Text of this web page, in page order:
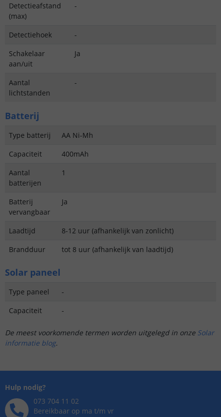
Detectieafstand
(max)
-
Detectiehoek
-
Schakelaar
aan/uit
Ja
Aantal
lichtstanden
-
Batterij
Type batterij
AA Ni-Mh
Capaciteit
400mAh
Aantal
batterijen
1
Batterij
vervangbaar
Ja
Laadtijd
8-12 uur (afhankelijk van zonlicht)
Brandduur
tot 8 uur (afhankelijk van laadtijd)
Solar paneel
Type paneel
-
Capaciteit
-
De meest voorkomende termen worden uitgelegd in onze Solar
informatie blog.
Hulp nodig?
073 704 11 02
Bereikbaar op ma t/m vr